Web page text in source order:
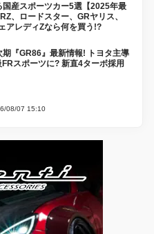
国産スポーツカー5選【2025年最
、ロードスター、GRヤリス、
アレディZなら何を買う!?
期『GR86』最新情報! トヨタ主導
スポーツに? 新直4ターボ採用
08/07 15:10